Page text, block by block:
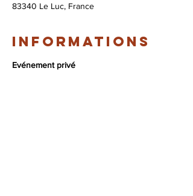
83340 Le Luc, France
Informations
Evénement privé